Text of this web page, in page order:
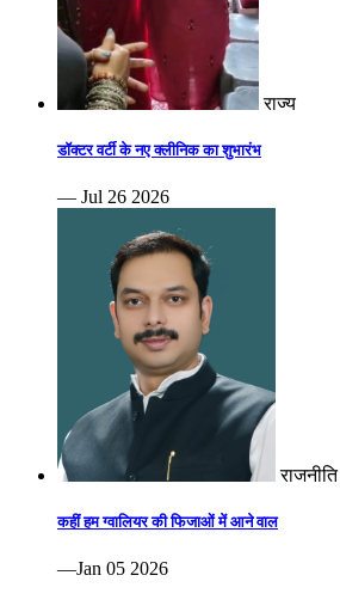
राज्य
डॉक्टर वर्टी के नए क्लीनिक का शुभारंभ
— Jul 26 2026
राजनीति
कहीं हम ग्वालियर की फिजाओं में आने वाल
—Jan 05 2026